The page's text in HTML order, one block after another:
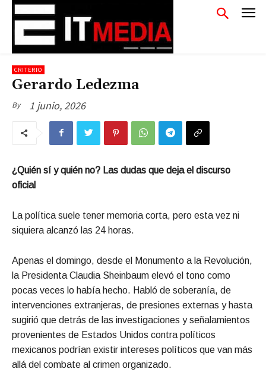
CRITERIO
Gerardo Ledezma
By 1 junio, 2026
¿Quién sí y quién no? Las dudas que deja el discurso
oficial
La política suele tener memoria corta, pero esta vez ni
siquiera alcanzó las 24 horas.
Apenas el domingo, desde el Monumento a la Revolución,
la Presidenta Claudia Sheinbaum elevó el tono como
pocas veces lo había hecho. Habló de soberanía, de
intervenciones extranjeras, de presiones externas y hasta
sugirió que detrás de las investigaciones y señalamientos
provenientes de Estados Unidos contra políticos
mexicanos podrían existir intereses políticos que van más
allá del combate al crimen organizado.